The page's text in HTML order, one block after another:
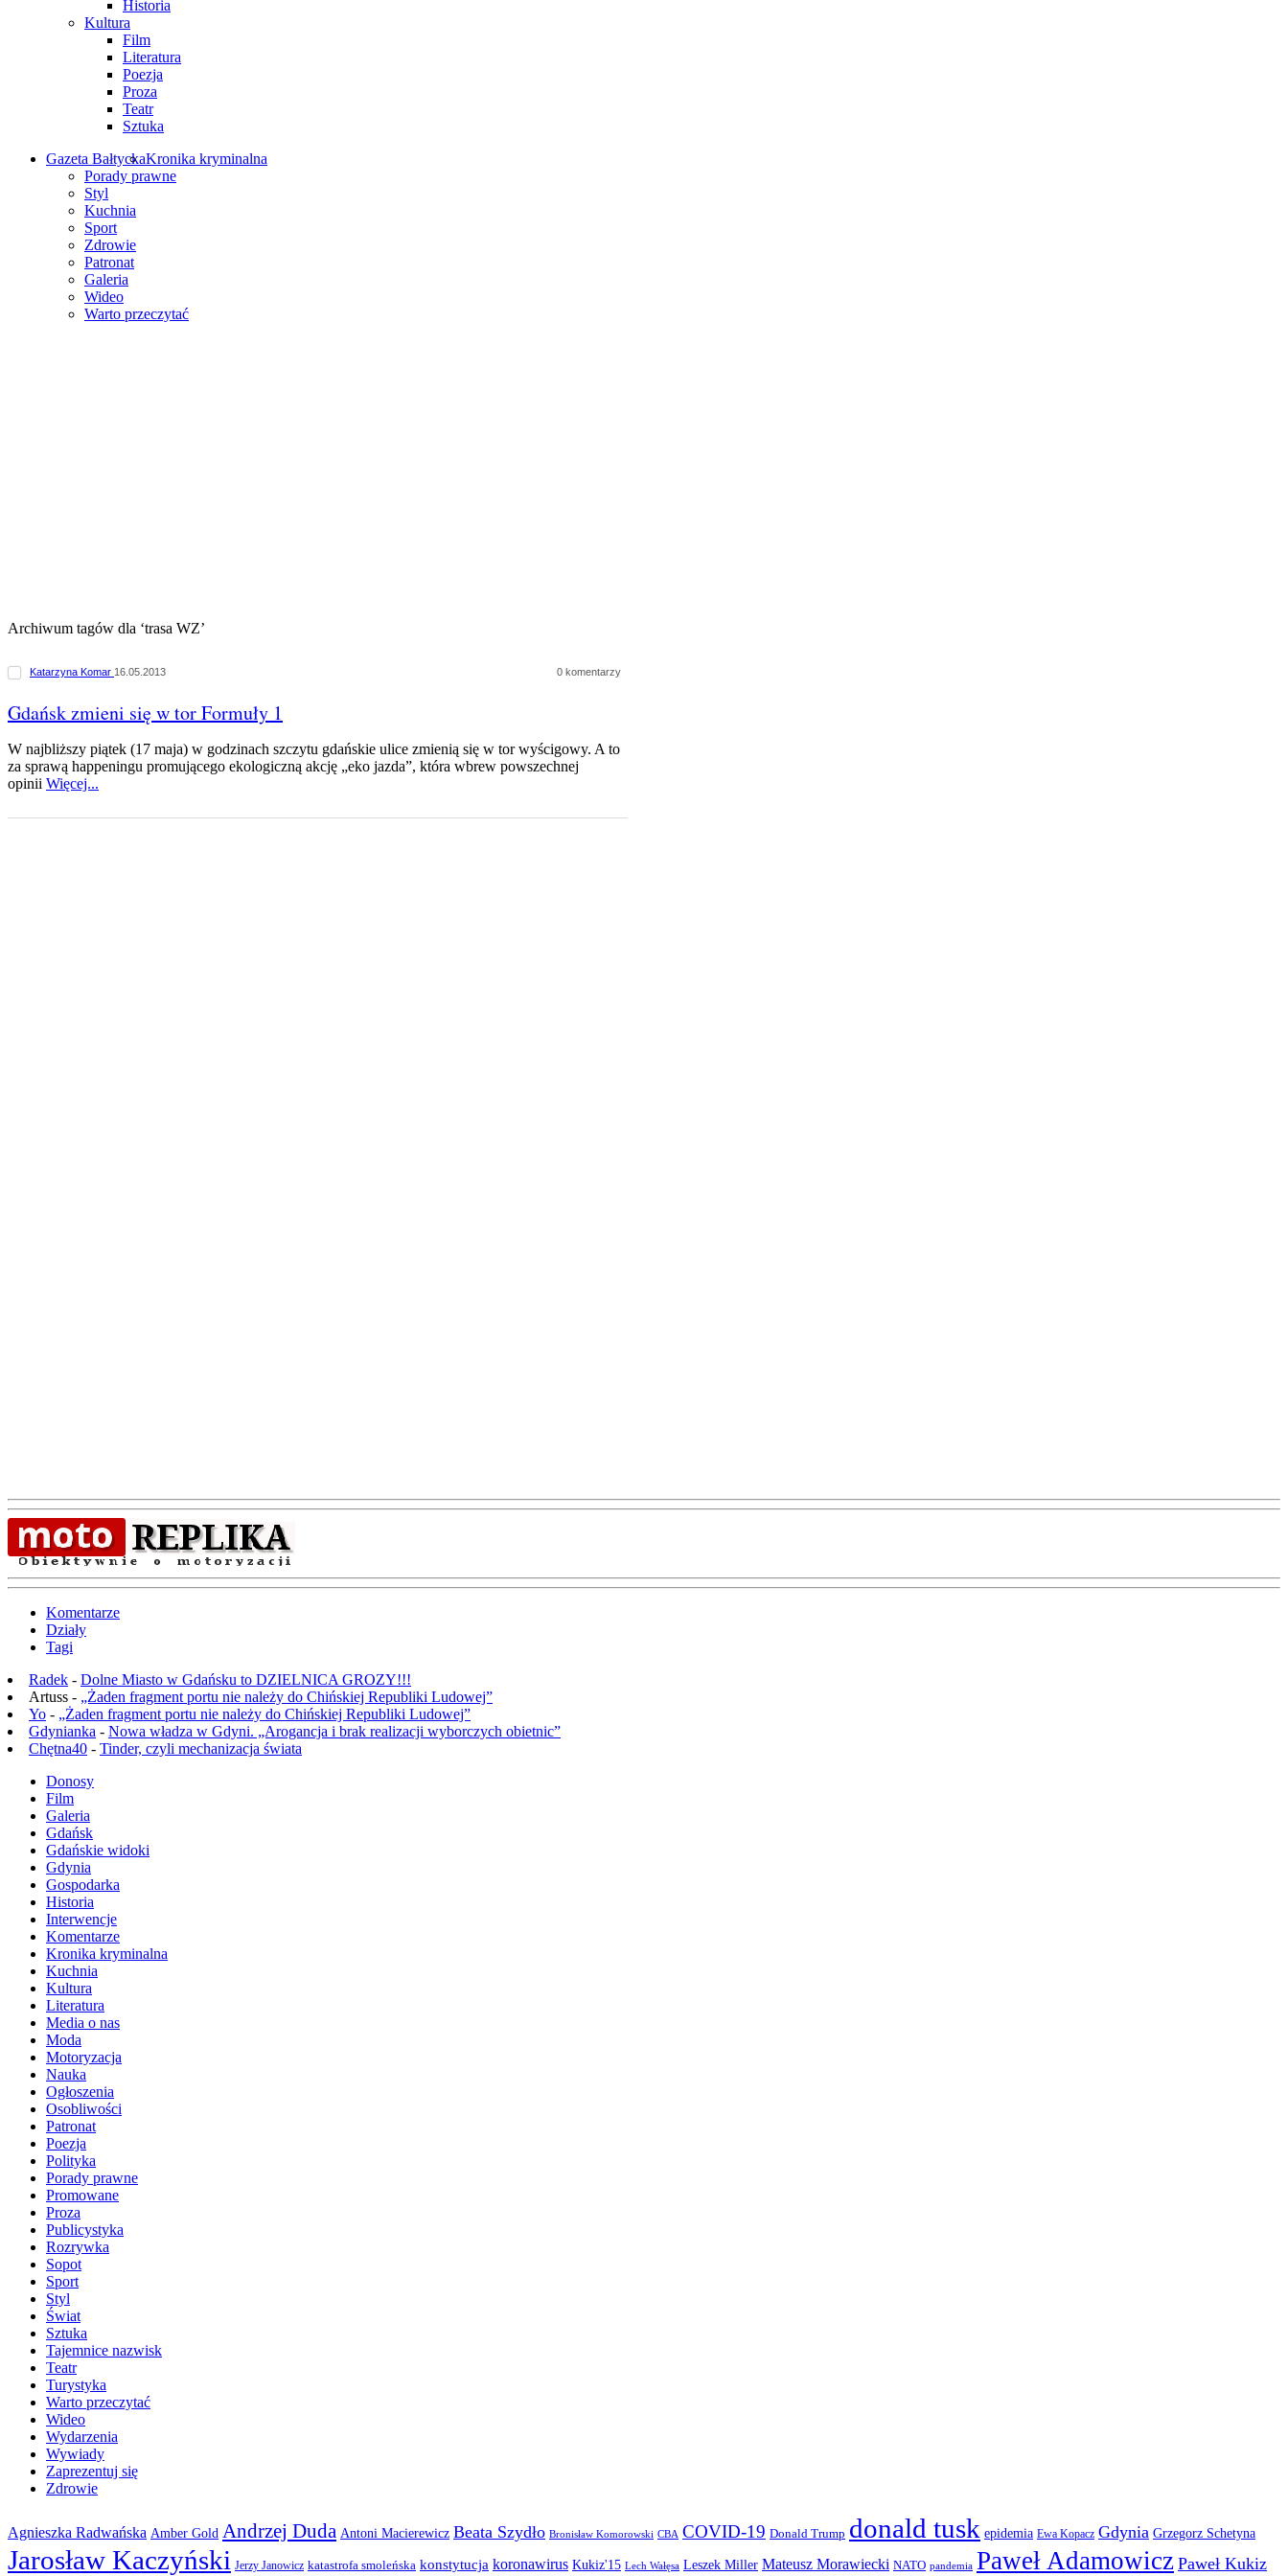
Historia
Kultura
Film
Literatura
Poezja
Proza
Teatr
Sztuka
Gazeta BałtyckaKronika kryminalna
Porady prawne
Styl
Kuchnia
Sport
Zdrowie
Patronat
Galeria
Wideo
Warto przeczytać
Archiwum tagów dla ‘trasa WZ’
Katarzyna Komar 16.05.2013 0 komentarzy
Gdańsk zmieni się w tor Formuły 1
W najbliższy piątek (17 maja) w godzinach szczytu gdańskie ulice zmienią się w tor wyścigowy. A to
za sprawą happeningu promującego ekologiczną akcję „eko jazda”, która wbrew powszechnej
opinii Więcej...
Komentarze
Działy
Tagi
Radek - Dolne Miasto w Gdańsku to DZIELNICA GROZY!!!
Artuss - „Żaden fragment portu nie należy do Chińskiej Republiki Ludowej”
Yo - „Żaden fragment portu nie należy do Chińskiej Republiki Ludowej”
Gdynianka - Nowa władza w Gdyni. „Arogancja i brak realizacji wyborczych obietnic”
Chętna40 - Tinder, czyli mechanizacja świata
Donosy
Film
Galeria
Gdańsk
Gdańskie widoki
Gdynia
Gospodarka
Historia
Interwencje
Komentarze
Kronika kryminalna
Kuchnia
Kultura
Literatura
Media o nas
Moda
Motoryzacja
Nauka
Ogłoszenia
Osobliwości
Patronat
Poezja
Polityka
Porady prawne
Promowane
Proza
Publicystyka
Rozrywka
Sopot
Sport
Styl
Świat
Sztuka
Tajemnice nazwisk
Teatr
Turystyka
Warto przeczytać
Wideo
Wydarzenia
Wywiady
Zaprezentuj się
Zdrowie
Agnieszka Radwańska Amber Gold Andrzej Duda Antoni Macierewicz Beata Szydło Bronisław Komorowski CBA COVID-19 Donald Trump donald tusk epidemia Ewa Kopacz Gdynia Grzegorz Schetyna
Jarosław Kaczyński Jerzy Janowicz katastrofa smoleńska konstytucja koronawirus Kukiz'15 Lech Wałęsa Leszek Miller Mateusz Morawiecki NATO pandemia Paweł Adamowicz Paweł Kukiz